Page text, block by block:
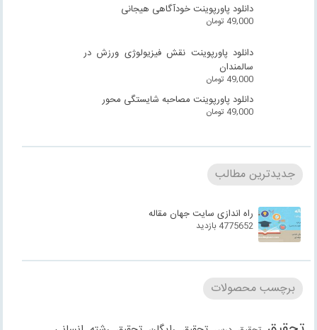
دانلود پاورپوینت خودآگاهی هیجانی
49,000 تومان
دانلود پاورپوینت نقش فیزیولوژی ورزش در
سالمندان
49,000 تومان
دانلود پاورپوینت مصاحبه شایستگی محور
49,000 تومان
جدیدترین مطالب
راه اندازی سایت جهان مقاله
4775652 بازدید
برچسب محصولات